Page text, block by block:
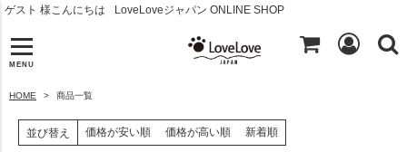
LoveLoveジャパン ONLINE SHOP
ゲスト 様こんにちは
MENU
HOME 商品一覧
並び替え 価格が安い順 価格が高い順 新着順